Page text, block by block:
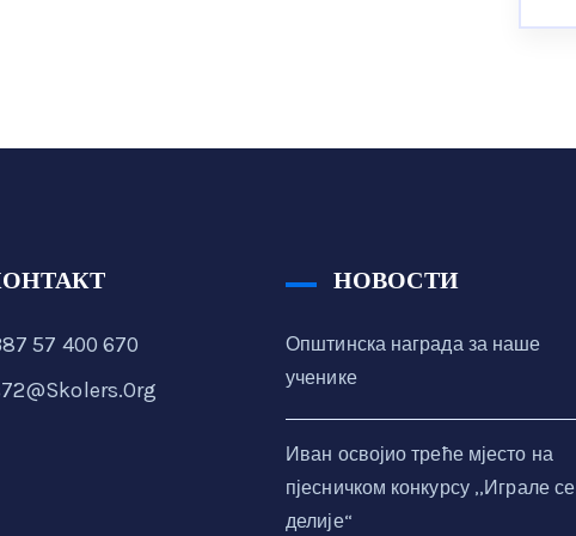
57 400 670
НОВОСТИ
Општинска награда за наше
ученике
Иван освојио треће мјесто на
пјесничком конкурсу ,,Играле се
делије“